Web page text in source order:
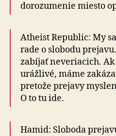
dorozumenie miesto
Atheist Republic: My
rade o slo­bo­du
zabíjať ne­ve­ria­cich.
urážlivé, máme
pretože prejavy
O to tu ide.
Hamid: Sloboda